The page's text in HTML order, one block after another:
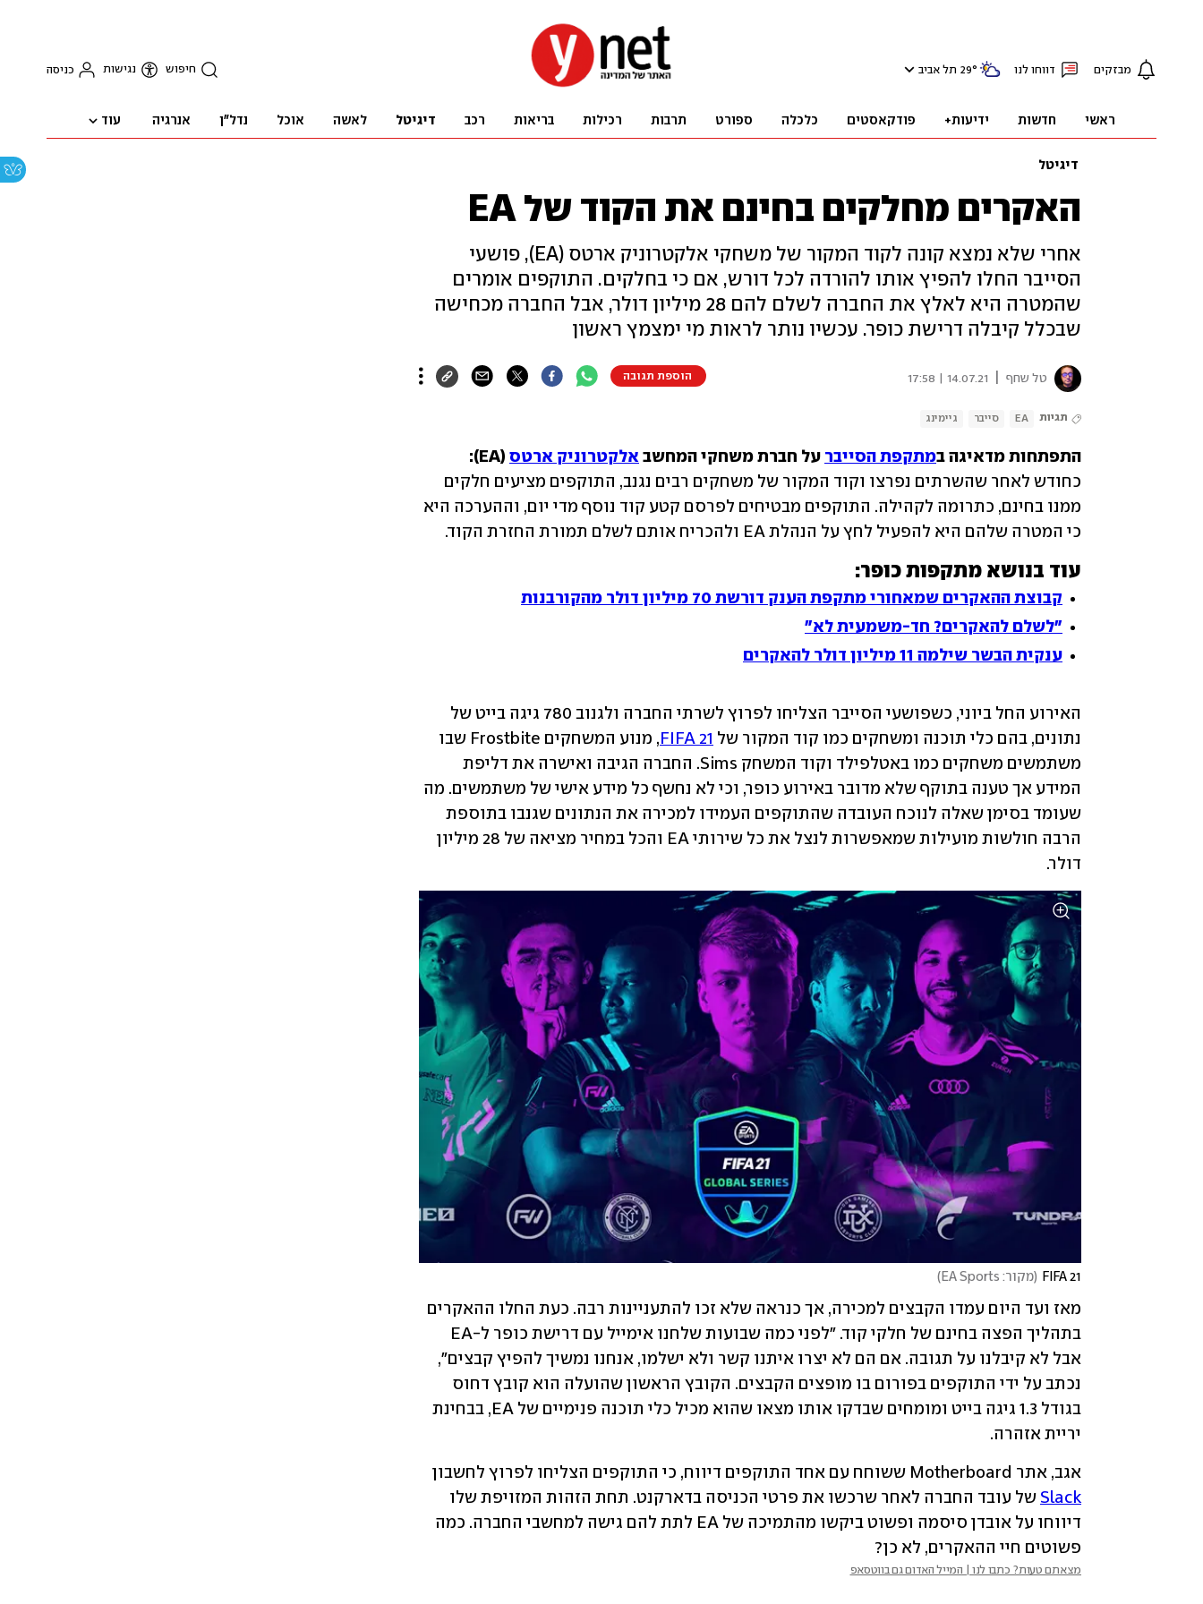
מבזקים דווחו לנו 29° תל אביב חיפוש נגישות כניסה
ראשי חדשות ידיעות+ פודקאסטים כלכלה ספורט תרבות רכילות בריאות רכב דיגיטל לאשה אוכל נדל"ן אנרגיה עוד
דיגיטל
האקרים מחלקים בחינם את הקוד של EA
אחרי שלא נמצא קונה לקוד המקור של משחקי אלקטרוניק ארטס (EA), פושעי
הסייבר החלו להפיץ אותו להורדה לכל דורש, אם כי בחלקים. התוקפים אומרים
שהמטרה היא לאלץ את החברה לשלם להם 28 מיליון דולר, אבל החברה מכחישה
שבכלל קיבלה דרישת כופר. עכשיו נותר לראות מי ימצמץ ראשון
טל שחף 14.07.21 | 17:58 הוספת תגובה
תגיות EA סייבר גיימינג
התפתחות מדאיגה במתקפת הסייבר על חברת משחקי המחשב אלקטרוניק ארטס (EA):
כי המטרה שלהם היא להפעיל לחץ על הנהלת EA ולהכריח אותם לשלם תמורת החזרת הקוד.
עוד בנושא מתקפות כופר:
קבוצת ההאקרים שמאחורי מתקפת הענק דורשת 70 מיליון דולר מהקורבנות
"לשלם להאקרים? חד-משמעית לא"
ענקית הבשר שילמה 11 מיליון דולר להאקרים
נתונים, בהם כלי תוכנה ומשחקים כמו קוד המקור של FIFA 21
דולר.
FIFA 21
(מקור: EA Sports )
יריית אזהרה.
אגב, אתר Motherboard ששוחח עם אחד התוקפים דיווח, כי התוקפים הצליחו לפרוץ לחשבון
Slack
פשוטים חיי ההאקרים, לא כן?
מצאתם טעות? כתבו לנו | המייל האדום גם בווטסאפ